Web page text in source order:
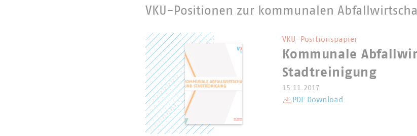
VKU-Positionen zur kommunalen
VKU-Positionspapier
Kommunale
Stadtreinigung
15.11.2017
PDF Download